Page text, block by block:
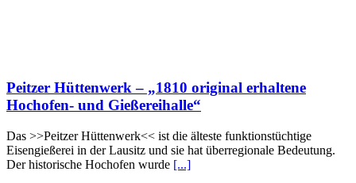
Peitzer Hüttenwerk – „1810 original erhaltene
Hochofen- und Gießereihalle“
Das >>Peitzer Hüttenwerk<< ist die älteste funktionstüchtige
Eisengießerei in der Lausitz und sie hat überregionale Bedeutung.
Der historische Hochofen wurde [...]